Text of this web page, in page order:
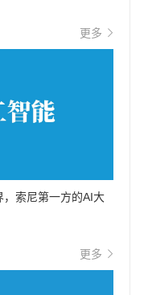
更多
索尼第一方的AI大
更多